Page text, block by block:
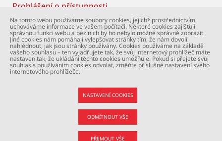
Footer
Prohlášení o přístupnosti
© Univerzita Karlova – 2. lékařská fakulta. Všechna
práva vyhrazena. Foto: 2. LF a Shutterstock.com.
Podpora webu:webmaster@lfmotol.cuni.cz
Na tomto webu používáme soubory cookies, jejichž prostřednictvím
uchováváme informace ve vašem počítači. Některé cookies zajišťují
správnou funkci webu a bez nich by ho nebylo možné správně zobrazit.
Jiné cookies nám pomáhají vylepšovat stránky tím, že nám dovolí
nahlédnout, jak jsou stránky používány. Cookies používáme na základě
vašeho souhlasu – ten vyjadřujete tak, že svůj internetový prohlížeč máte
nastaven tak, že ukládání těchto cookies umožňuje. Pokud si přejete svůj
souhlas s používáním cookies odvolat, změňte příslušné nastavení svého
internetového prohlížeče.
NASTAVENÍ COOKIES
ODMÍTNOUT VŠE
PŘIJMOUT VŠE